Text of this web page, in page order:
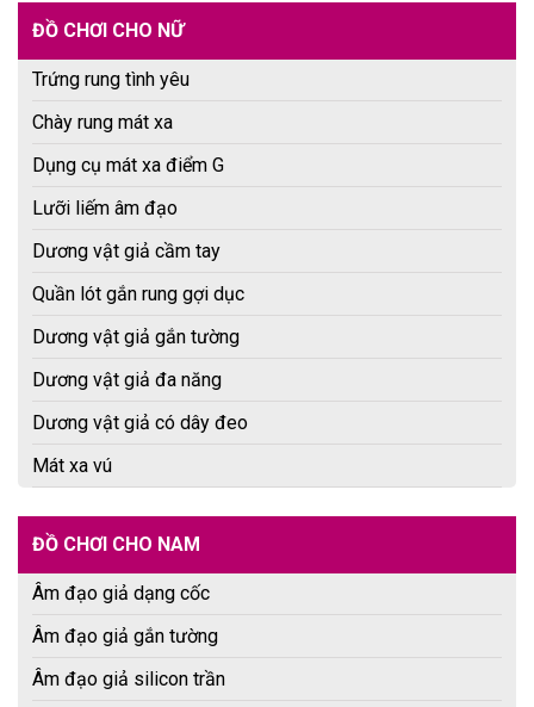
ĐỒ CHƠI CHO NỮ
Trứng rung tình yêu
Chày rung mát xa
Dụng cụ mát xa điểm G
Lưỡi liếm âm đạo
Dương vật giả cầm tay
Quần lót gắn rung gợi dục
Dương vật giả gắn tường
Dương vật giả đa năng
Dương vật giả có dây đeo
Mát xa vú
ĐỒ CHƠI CHO NAM
Âm đạo giả dạng cốc
Âm đạo giả gắn tường
Âm đạo giả silicon trần